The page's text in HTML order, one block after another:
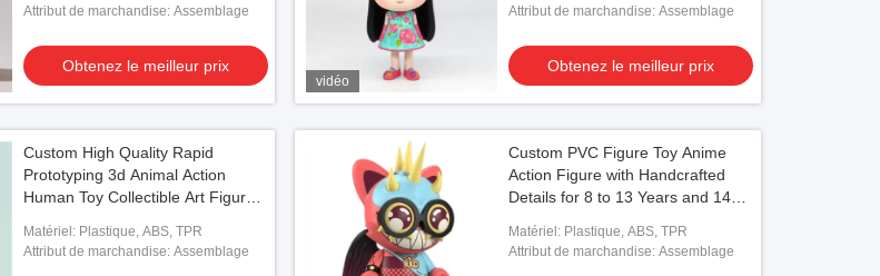
n'existe
Obtenez le meilleur prix
Fabricant de jouets personnalisés Jouets
capsules
Obtenez le meilleur prix
pour les popcorn
Obtenez le meilleur prix
Attribut de marchandise: Assemblage
Obtenez le meilleur prix
vidéo
Attribut de marchandise: Assemblage
Obtenez le meilleur prix
Custom High Quality Rapid
Prototyping 3d Animal Action
Human Toy Collectible Art Figure
Matériel: Plastique, ABS, TPR
Attribut de marchandise: Assemblage
Custom PVC Figure Toy Anime
Action Figure with Handcrafted
Details for 8 to 13 Years and 14
Matériel: Plastique, ABS, TPR
Attribut de marchandise: Assemblage